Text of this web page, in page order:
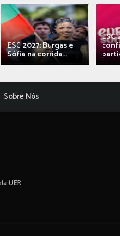
ESC 2027: Burgas e
Sófia na corrida...
ESC
Sobre Nós
UER